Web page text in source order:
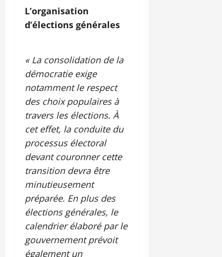
L’organisation
d’élections générales
« La consolidation de la
démocratie exige
notamment le respect
des choix populaires à
travers les élections. À
cet effet, la conduite du
processus électoral
devant couronner cette
transition devra être
minutieusement
préparée. En plus des
élections générales, le
calendrier élaboré par le
gouvernement prévoit
également un